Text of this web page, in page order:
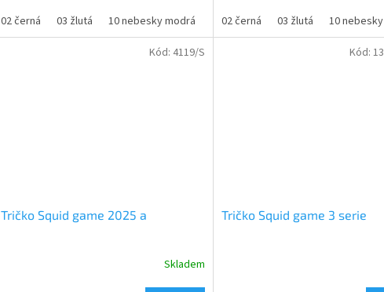
Design: - Klasický rovný střih - 100% bavlna
- Unisex provedení - Kulatý výstřih s
žebrovaným lemem - Krátké rukávy s
02 černá 03 žlutá 10 nebesky modrá 12 tyrkysová 31 oranžová 43
Design: - Klasický rovný střih -
- Unisex provedení - Kulatý výstřih
žebrovaným lemem - Krátké
02 černá 03 žlutá 10
Tričko Squid game 2025 a
Skladem
Kód: 4119/S
Tričko Squid game 3 serie
Kód: